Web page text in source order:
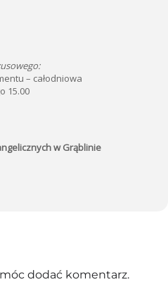
– całodniowa
15.00
w Grąblinie
dodać komentarz.